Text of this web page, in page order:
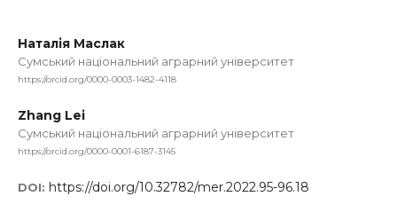
Наталія Маслак
Сумський національний аграрний університет
https://orcid.org/0000-0003-1482-4118
Zhang Lei
Сумський національний аграрний університет
https://orcid.org/0000-0001-6187-3145
DOI: https://doi.org/10.32782/mer.2022.95-96.18